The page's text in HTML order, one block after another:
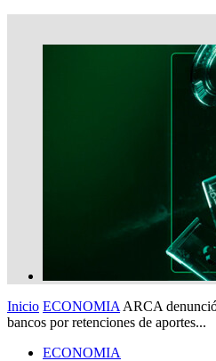
Inicio ECONOMIA ARCA
bancos por retenciones de aportes...
ECONOMIA